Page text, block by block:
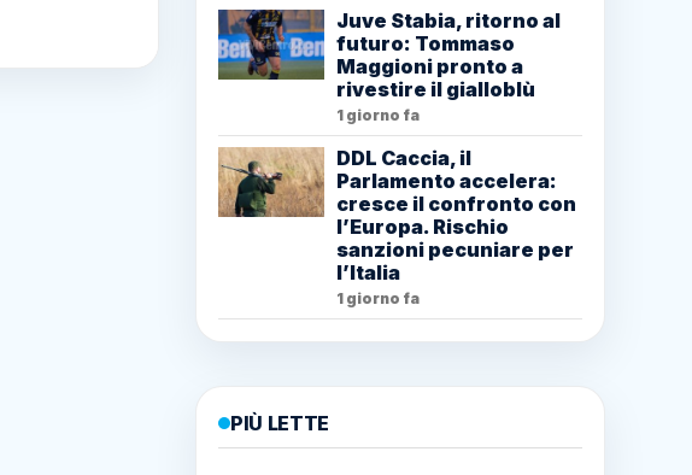
Juve Stabia, ritorno al
futuro: Tommaso
Maggioni pronto a
rivestire il gialloblù
1 giorno fa
DDL Caccia, il
Parlamento accelera:
cresce il confronto con
l’Europa. Rischio
sanzioni pecuniare per
l’Italia
1 giorno fa
PIÙ LETTE